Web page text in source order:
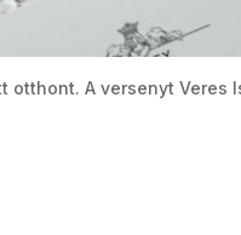
otthont. A versenyt